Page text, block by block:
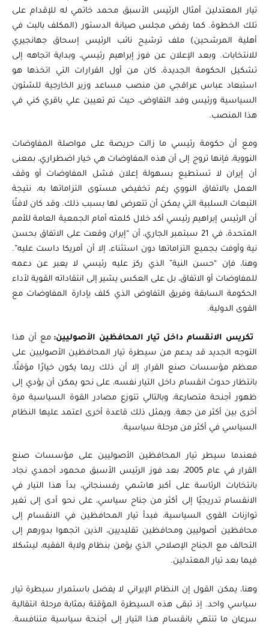
تيار المعتدلين أمثال الرئيس الأسبق محمد خاتمي له للإقدام على
تلك الخطوة. كما رفض مجلس صيانة الدستور (المكلف بالبت في
أهلية المرشحين) ملف ترشيح نائب الرئيس إسحاق جهانجيري
للانتخابات. وبعد الإعلان عن فوز إبراهيم رئيسي، وبداية اتجاهه إلى
تشكيل الحكومة الجديدة، كان من أول القرارات التي اتخذها هو
استبعاد عباس عراقجي من منصب مساعد وزير الخارجية للشئون
السياسية ورئيس وفد التفاوض، حيث تم تعيين علي باقري كني في
هذا المنصب.
ومع أن حكومة رئيسي ما زالت حريصة على مواصلة المفاوضات
النووية، فإنها تروج إلى أن هذه المفاوضات هي خيار اضطراري، بمعنى
أن إيران لا تستطيع بسهولة إعلان فشل المفاوضات أو وقف
العمل بالاتفاق النووي رغم تخفيض مستوى التزاماتها به، نتيجة
التبعات السلبية التي يمكن أن تتعرض لها بسبب ذلك. وقد كان لافتًا
أن الرئيس إبراهيم رئيسي أكد خلال كلمته أمام الجمعية العامة للأمم
المتحدة، في 21 سبتمبر الجاري، أن “إيران وقعت على الاتفاق بحسن
نية وأوفت بجميع التزاماتها دون استثناء، إلا أن أمريكا داست عليه”.
وهنا، فإن “حسن النية” الذي ركز عليه رئيسي لا يعبر عن دعمه
للمفاوضات أو الاتفاق، بل على العكس يشير إلى انتقاداته القوية لأداء
الحكومة السابقة وفريق التفاوض الذي كلف بإدارة المفاوضات مع
القوى الدولية.
تكريس الانقسام داخل تيار المحافظين الأصوليين:مع أن هذا
التوجه الجديد قد يدعم من سيطرة تيار المحافظين الأصوليين على
معظم مؤسسات صنع القرار، إلا أن ذلك ربما يكون خيارًا مؤقتًا،
بانتظار حدوث انقسام داخل التيار نفسه، على نحو يمكن أن يؤدي إلى
ظهور أجنحة متصارعة، وبالتالي تتوزع مصادر القوة السياسية مرة
أخرى بين أكثر من جهة. ويمثل ذلك قاعدة أخرى اعتمد عليها النظام
السياسي في أكثر من مرحلة سياسية.
فعندما سيطر تيار المحافظين الأصوليين على مؤسسات صنع
القرار في عام 2005، بعد فوز الرئيس الأسبق محمود أحمدي نجاد
بانتخابات الرئاسة على أكبر هاشمي رفسنجاني، بدأ هذا التيار في
الانقسام تدريجيًا إلى أكثر من جناح سياسي، على نحو أدى إلى تغير
توازنات القوى السياسية، فبدأ تيار المحافظين في الانقسام إلى
محافظين أصوليين ومحافظين تقليديين، الذين اتجهوا بدورهم إلى
التحالف مع الجناح الإصلاحي الذي يؤمن بنظام ولاية الفقيه، ليشكلا
فيما بعد تيار المعتدلين.
وهنا، يمكن القول إن النظام الإيراني لا يفضل باستمرار سيطرة تيار
سياسي واحد. إذ تبقى هذه السيطرة المؤقتة بمثابة مرحلة انتقالية
سرعان ما تنتهي بانقسام هذا التيار إلى أجنحة سياسية متنافسة.